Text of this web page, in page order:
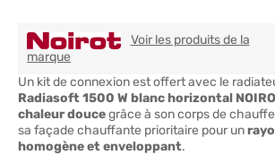
Voir les produits de la
marque
Un kit de connexion est offert avec le
Radiasoft 1500 W blanc horizontal
chaleur doucegrâce à son corps de
sa façade chauffante prioritaire pour un
homogène et enveloppant.